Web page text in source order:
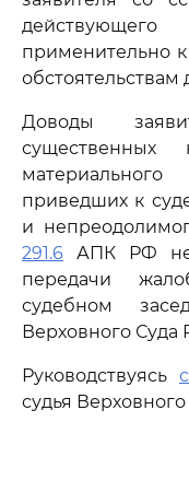
применительно
обстоятельствам
Доводы
приведших к
и
291.6 АПК РФ не
передачи
судебном
Верховного Суда
Руководствуясь
судья